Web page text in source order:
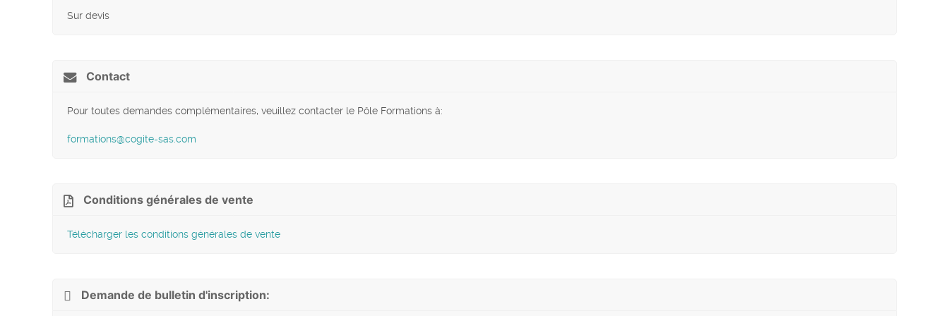
Sur devis
Contact
Pour toutes demandes complémentaires, veuillez contacter le Pôle Formations à:
formations@cogite-sas.com
Conditions générales de vente
Télécharger les conditions générales de vente
Demande de bulletin d'inscription: